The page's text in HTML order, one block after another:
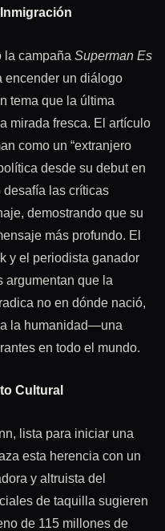
la campaña Superman Es
encender un diálogo
tema que la última
mirada fresca. El artículo
como un “extranjero
desde su debut en
desafía las críticas
demostrando que su
más profundo. El
y el periodista ganador
argumentan que la
no en dónde nació,
la humanidad—una
en todo el mundo.
Cultural
lista para iniciar una
esta herencia con un
y altruista del
de taquilla sugieren
de 115 millones de